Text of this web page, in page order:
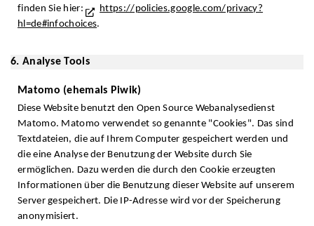
finden Sie hier:
https://policies.google.com/privacy?
hl=de#infochoices.
6. Analyse Tools
Matomo (ehemals Piwik)
Diese Website benutzt den Open Source Webanalysedienst
Matomo. Matomo verwendet so genannte "Cookies". Das sind
Textdateien, die auf Ihrem Computer gespeichert werden und
die eine Analyse der Benutzung der Website durch Sie
ermöglichen. Dazu werden die durch den Cookie erzeugten
Informationen über die Benutzung dieser Website auf unserem
Server gespeichert. Die IP-Adresse wird vor der Speicherung
anonymisiert.